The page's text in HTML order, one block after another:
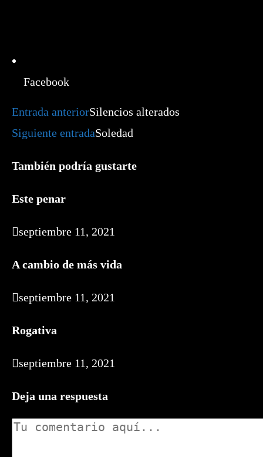
Facebook
Leer
más
artículos
Entrada anteriorSilencios alterados
Siguiente entradaSoledad
También podría gustarte
Este penar
septiembre 11, 2021
A cambio de más vida
septiembre 11, 2021
Rogativa
septiembre 11, 2021
Deja una respuesta
Comentario